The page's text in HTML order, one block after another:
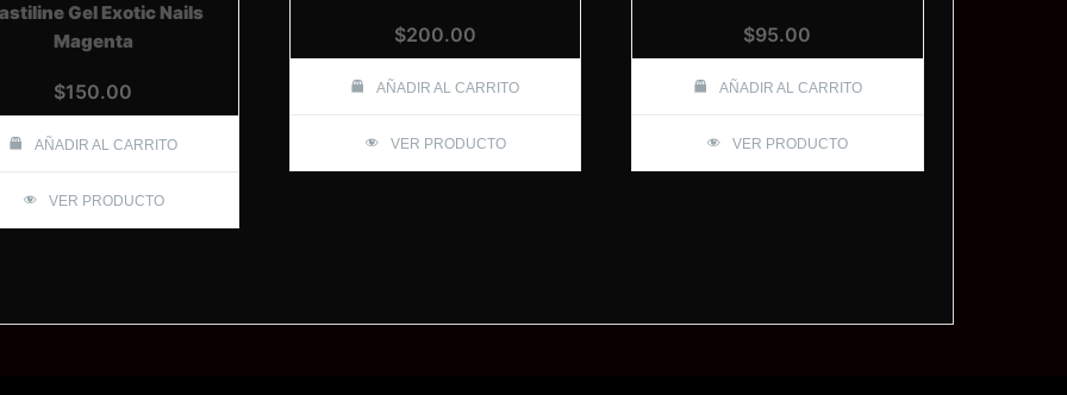
Gel Exotic Nails
Magenta
$150.00
AÑADIR AL CARRITO
VER PRODUCTO
$200.00
AÑADIR AL CARRITO
VER PRODUCTO
$95.00
AÑADIR AL CARRITO
VER PRODUCTO